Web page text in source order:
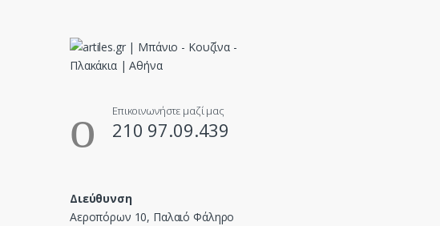
Επικοινωνήστε μαζί μας
210 97.09.439
Διεύθυνση
Αεροπόρων 10, Παλαιό Φάληρο